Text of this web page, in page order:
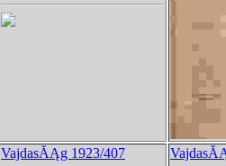
VajdasĂĄg 1923/407